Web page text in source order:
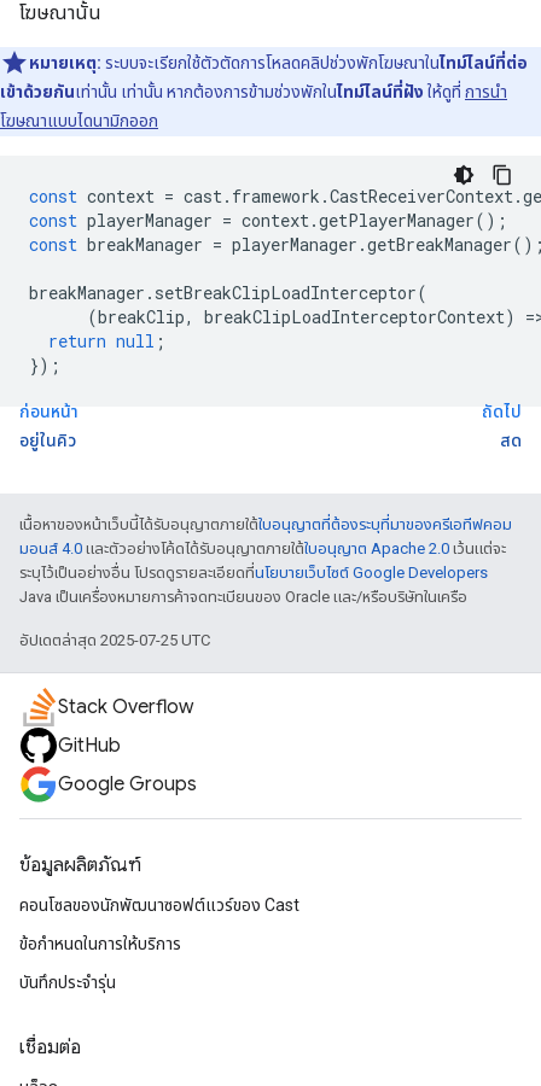
โฆษณานั้น
หมายเหตุ: ระบบจะเรียกใช้ตัวตัดการโหลดคลิปช่วงพักโฆษณาในไทม์ไลน์ที่ต่อ
เข้าด้วยกันเท่านั้น เท่านั้น หากต้องการข้ามช่วงพักในไทม์ไลน์ที่ฝัง ให้ดูที่ การนำ
โฆษณาแบบไดนามิกออก
const context = cast. framework .CastReceiverContext.
const playerManager = context.getPlayerManager();
const breakManager = playerManager .getBreakManager
breakManager . setBreakClipLoadInterceptor(
(breakClip, breakClipLoadInterceptorContext) =
return null ;
});
ก่อนหน้า
อยู่ในคิว
ถัดไป
สด
เนื้อหาของหน้าเว็บนี้ได้รับอนุญาตภายใต้ใบอนุญาตที่ต้องระบุที่มาของครีเอทีฟคอม
มอนส์ 4.0 และตัวอย่างโค้ดได้รับอนุญาตภายใต้ใบอนุญาต Apache 2.0 เว้นแต่จะ
ระบุไว้เป็นอย่างอื่น โปรดดูรายละเอียดที่นโยบายเว็บไซต์ Google Developers
Java เป็นเครื่องหมายการค้าจดทะเบียนของ Oracle และ/หรือบริษัทในเครือ
อัปเดตล่าสุด 2025-07-25 UTC
Stack Overflow
GitHub
Google Groups
ข้อมูลผลิตภัณฑ์
คอนโซลของนักพัฒนาซอฟต์แวร์ของ Cast
ข้อกำหนดในการให้บริการ
บันทึกประจำรุ่น
เชื่อมต่อ